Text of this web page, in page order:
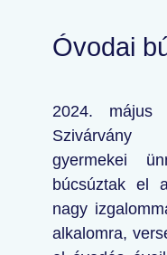
Óvodai
2024.
Szivárvány
gyermekei
búcsúztak el
nagy
alkalomra,